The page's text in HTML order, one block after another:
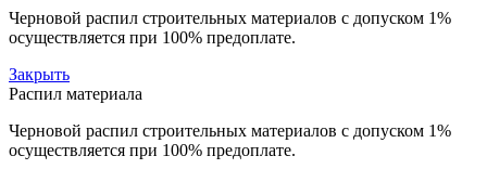
Черновой распил строительных материалов с допуском 1%
осуществляется при 100% предоплате.
Закрыть
Распил материала
Черновой распил строительных материалов с допуском 1%
осуществляется при 100% предоплате.